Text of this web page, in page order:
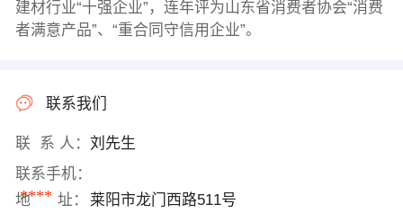
建材行业“十强企业”，连年评为山东省消费者协会“消费
者满意产品”、“重合同守信用企业”。
联系我们
联 系 人： 刘先生
联系手机：
****
地 址： 莱阳市龙门西路511号